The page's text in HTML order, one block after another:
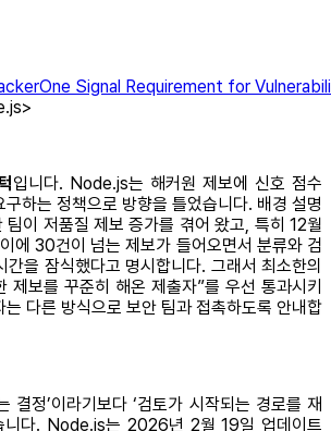
Signal Requirement for
입니다. Node.js는 해커원 제보에 신호 점수
하는 정책으로 방향을 틀었습니다. 배경 설명
팀이 저품질 제보 증가를 겪어 왔고, 특히 12월
에 30건이 넘는 제보가 들어오면서 분류와 검
을 잠식했다고 명시합니다. 그래서 최소한의
제보를 꾸준히 해온 제출자”를 우선 통과시키
다른 방식으로 보안 팀과 접촉하도록 안내합
결정’이라기보다 ‘검토가 시작되는 경로를 재
니다. Node.js는 2026년 2월 19일 업데이트